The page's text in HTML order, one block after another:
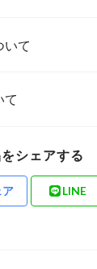
いて
て
シェアする
ア LINE